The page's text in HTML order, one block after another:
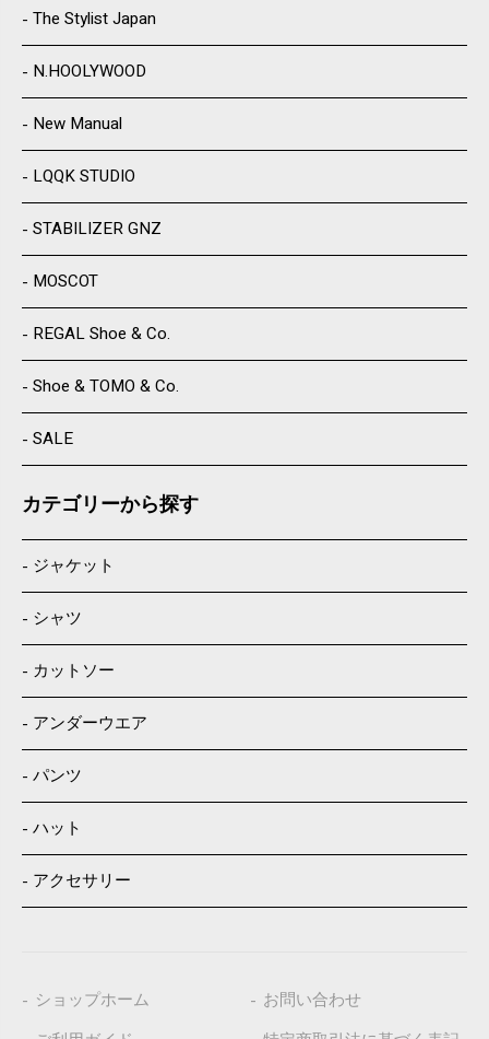
The Stylist Japan
N.HOOLYWOOD
New Manual
LQQK STUDIO
STABILIZER GNZ
MOSCOT
REGAL Shoe & Co.
Shoe & TOMO & Co.
SALE
カテゴリーから探す
ジャケット
シャツ
カットソー
アンダーウエア
パンツ
ハット
アクセサリー
ショップホーム
お問い合わせ